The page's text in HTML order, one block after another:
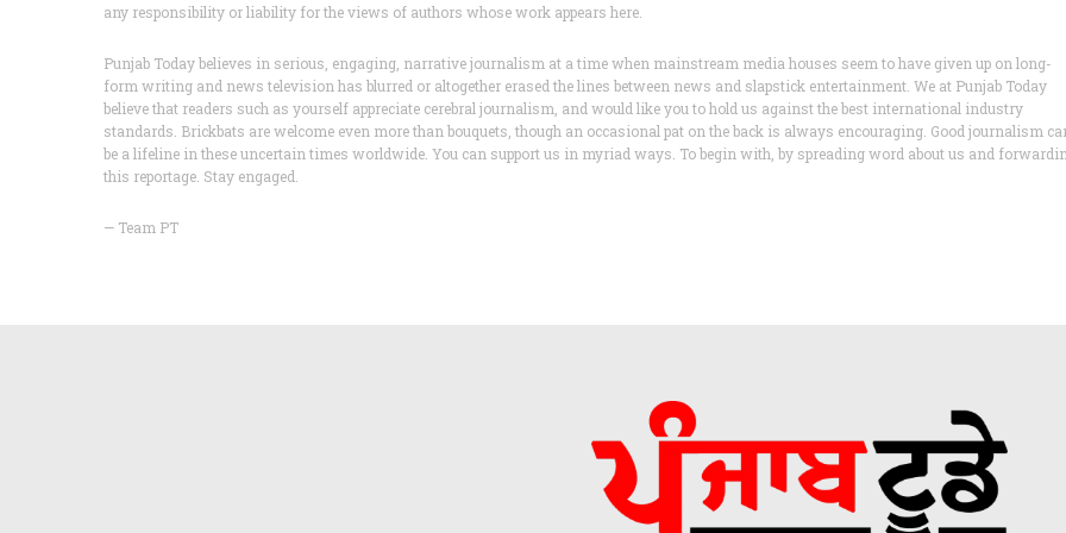
any responsibility or liability for the views of authors whose work appears here.
Punjab Today believes in serious, engaging, narrative journalism at a time when mainstream media houses seem to have given up on long-
form writing and news television has blurred or altogether erased the lines between news and slapstick entertainment. We at Punjab Today
believe that readers such as yourself appreciate cerebral journalism, and would like you to hold us against the best international industry
standards. Brickbats are welcome even more than bouquets, though an occasional pat on the back is always encouraging. Good journalism
be a lifeline in these uncertain times worldwide. You can support us in myriad ways. To begin with, by spreading word about us and
this reportage. Stay engaged.
— Team PT